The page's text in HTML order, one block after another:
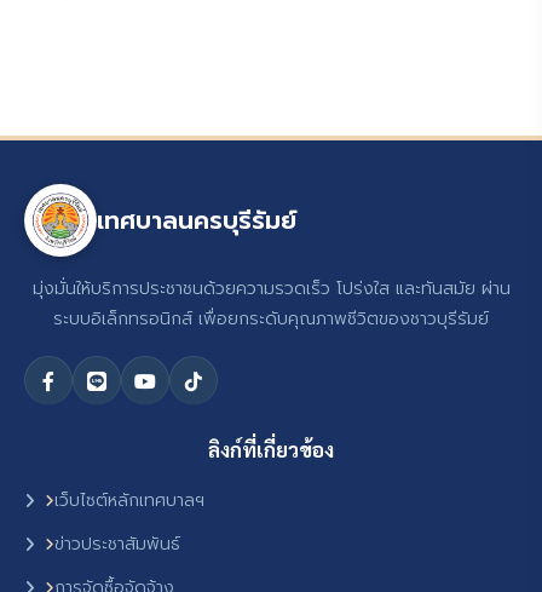
เทศบาลนครบุรีรัมย์
มุ่งมั่นให้บริการประชาชนด้วยความรวดเร็ว โปร่งใส และทันสมัย ผ่าน
ระบบอิเล็กทรอนิกส์ เพื่อยกระดับคุณภาพชีวิตของชาวบุรีรัมย์
ลิงก์ที่เกี่ยวข้อง
เว็บไซต์หลักเทศบาลฯ
ข่าวประชาสัมพันธ์